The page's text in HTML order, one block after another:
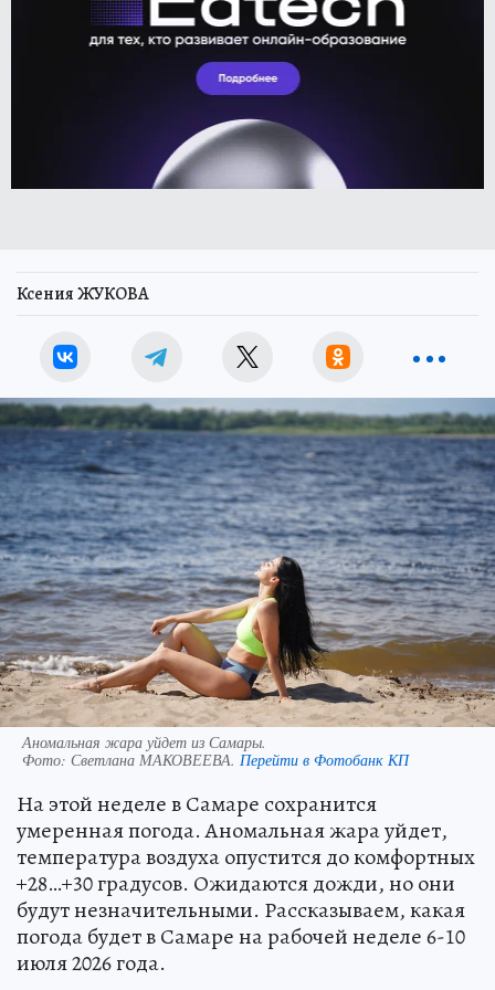
Ксения ЖУКОВА
Аномальная жара уйдет из Самары.
Фото: Светлана МАКОВЕЕВА. Перейти в Фотобанк КП
На этой неделе в Самаре сохранится
умеренная погода. Аномальная жара уйдет,
температура воздуха опустится до комфортных
+28…+30 градусов. Ожидаются дожди, но они
будут незначительными. Рассказываем, какая
погода будет в Самаре на рабочей неделе 6-10
июля 2026 года.